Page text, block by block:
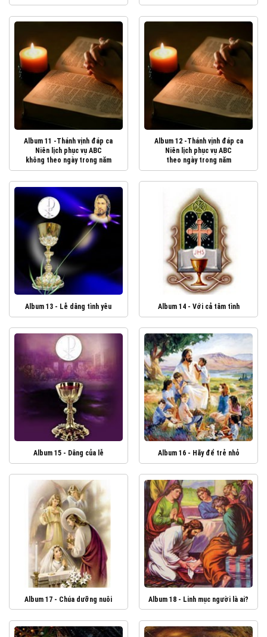
Album 11 -Thánh vịnh đáp ca
Niên lịch phục vụ ABC
không theo ngày trong năm
Album 12 -Thánh vịnh đáp ca
Niên lịch phục vụ ABC
theo ngày trong năm
Album 13 - Lễ dâng tình yêu Album 14 - Với cả tâm tình
Album 15 - Dâng của lễ Album 16 - Hãy để trẻ nhỏ
Album 17 - Chúa dưỡng nuôi Album 18 - Linh mục người là ai?